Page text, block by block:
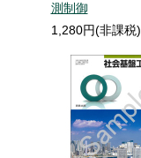
測制御
1,280円(非課税)